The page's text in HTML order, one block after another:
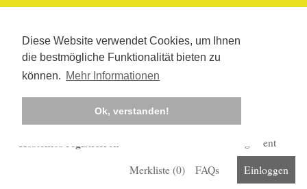
Diese Website verwendet Cookies, um Ihnen
die bestmögliche Funktionalität bieten zu
können. Mehr Informationen
Ok, verstanden!
Kostenlos registrieren
Corona-Management
Merkliste (0) FAQs Einloggen